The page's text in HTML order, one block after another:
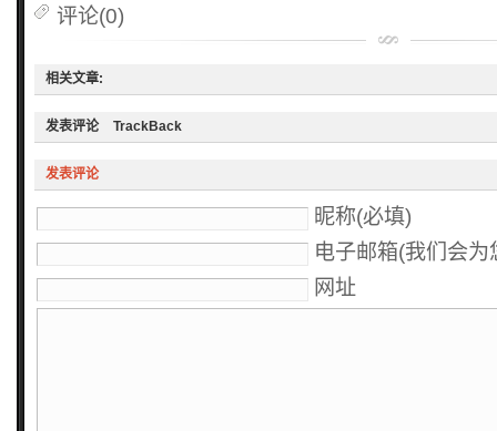
评论(0)
相关文章:
发表评论 TrackBack
发表评论
昵称(必填)
电子邮箱(我们会为
网址